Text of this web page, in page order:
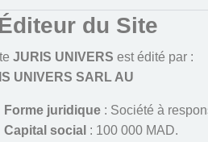
du Site
JURIS UNIVERS est édité par :
UNIVERS SARL AU
Forme juridique: Société à
Capital social : 100 000 MAD.